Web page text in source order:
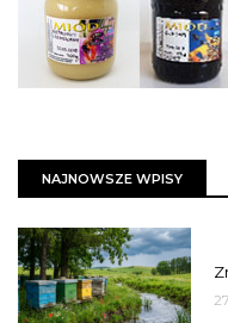
NAJNOWSZE WPISY